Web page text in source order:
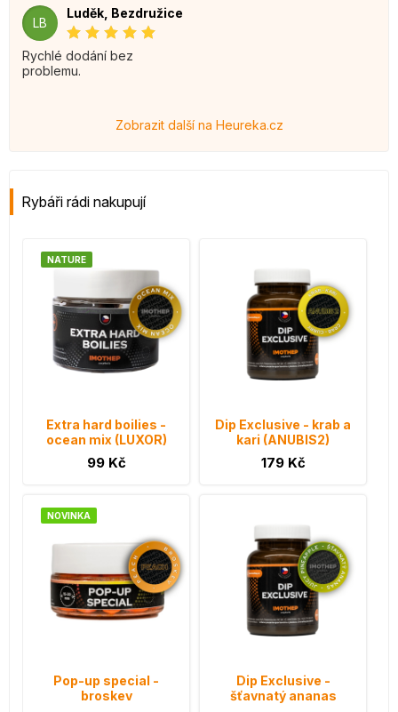
LB
Luděk, Bezdružice
Rychlé dodání bez
problemu.
Zobrazit další na Heureka.cz
Rybáři rádi nakupují
NATURE
Extra hard boilies -
ocean mix (LUXOR)
99 Kč
Dip Exclusive - krab a
kari (ANUBIS2)
179 Kč
NOVINKA
Pop-up special -
broskev
Dip Exclusive -
šťavnatý ananas